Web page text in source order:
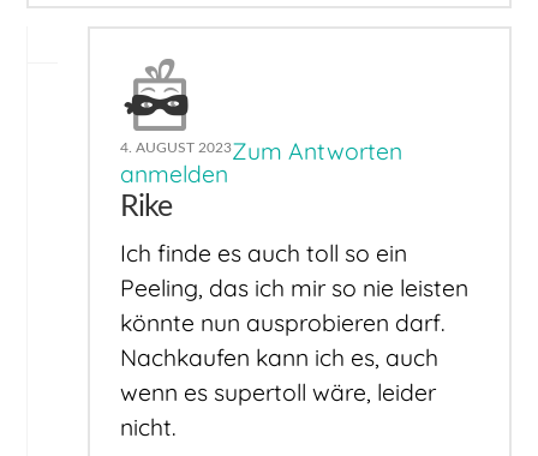
4. AUGUST 2023Zum Antworten
anmelden
Rike
Ich finde es auch toll so ein
Peeling, das ich mir so nie leisten
könnte nun ausprobieren darf.
Nachkaufen kann ich es, auch
wenn es supertoll wäre, leider
nicht.